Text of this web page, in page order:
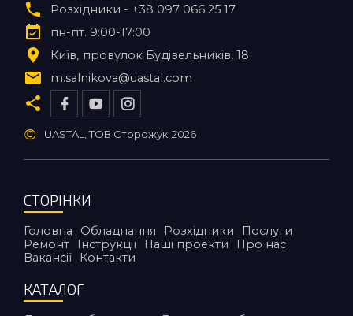
Розхідники - +38 097 066 25 17
пн-пт. 9:00-17:00
Київ
провулок Будівельників, 18
m.salnikova@uastal.com
© UASTAL, ТОВ Сторожук 2026
СТОРІНКИ
Головна Обладнання Розхідники
Послуги
Ремонт
Інструкції Наші проекти
Про нас
Вакансії
Контакти
КАТАЛОГ